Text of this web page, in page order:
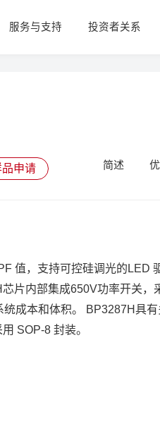
服务与支持 投资者关系
品申请 简述
值，支持可控硅调光的LED
片内部集成650V功率开关
成本和体积。 BP3287H具
SOP-8 封装。